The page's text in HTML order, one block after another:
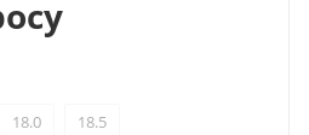
18.0 18.5